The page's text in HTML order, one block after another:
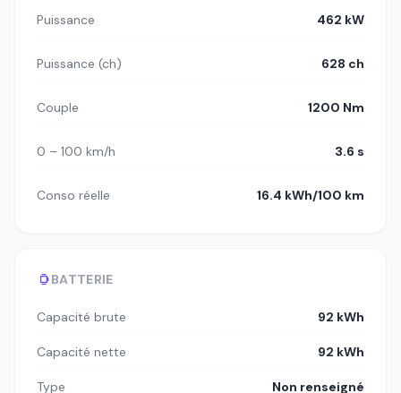
Puissance 462 kW
Puissance (ch) 628 ch
Couple 1200 Nm
0 – 100 km/h 3.6 s
Conso réelle 16.4 kWh/100 km
BATTERIE
Capacité brute 92 kWh
Capacité nette 92 kWh
Type Non renseigné